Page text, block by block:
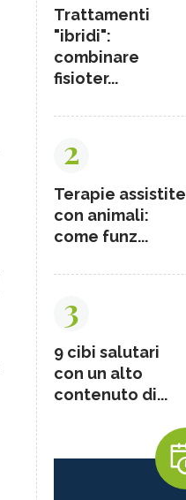
Trattamenti
"ibridi":
combinare
fisioter...
2
Terapie assistite
con animali:
come funz...
3
9 cibi salutari
con un alto
contenuto di...